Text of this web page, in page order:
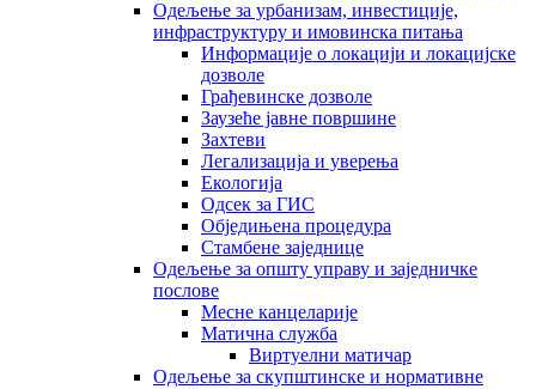
Одељење за урбанизам, инвестиције,
инфраструктуру и имовинска питања
Информације о локацији и локацијске
дозволе
Грађевинске дозволе
Заузеће јавне површине
Захтеви
Легализација и уверења
Екологија
Одсек за ГИС
Обједињена процедура
Стамбене заједнице
Oдељење за општу управу и заједничке
послове
Месне канцеларије
Матична служба
Виртуелни матичар
Одељење за скупштинске и нормативне